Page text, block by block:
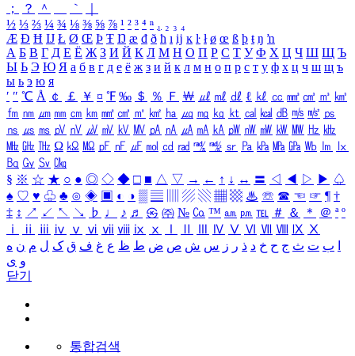
；
？ ＾ ｀
½ ⅓ ⅔ ¼ ¾ ⅛ ⅜ ⅝ ⅞ ¹ ² ³ ⁴ ⁿ ₁ ₂ ₃ ₄
Æ Ð Ħ Ĳ Ł Ø Œ Þ Ŧ Ŋ æ đ ð ħ ı ĳ ĸ ŀ ł ø œ ß þ ŧ ŋ ŉ
А Б В Г Д Е Ё Ж З И Й К Л М Н О П Р С Т У Ф Х Ц Ч Ш Щ Ъ
Ы Ь Э Ю Я а б в г д е ё ж з и й к л м н о п р с т у ф х ц ч ш щ ъ
ы ь э ю я
′ ″ ℃ Å ￠ ￡ ￥ ¤ ℉ ‰ ＄ ％ Ｆ ￦ ㎕ ㎖ ㎗ ℓ ㎘ ㏄ ㎣ ㎤ ㎥ ㎦
㎙ ㎚ ㎛ ㎜ ㎝ ㎞ ㎟ ㎠ ㎡ ㎢ ㏊ ㎍ ㎎ ㎏ ㏏ ㎈ ㎉ ㏈ ㎧ ㎨ ㎰
㎱ ㎲ ㎳ ㎴ ㎵ ㎶ ㎷ ㎸ ㎹ ㎀ ㎁ ㎂ ㎃ ㎄ ㎺ ㎻ ㎽ ㎾ ㎿ ㎐ ㎑
㎒ ㎓ ㎔ Ω ㏀ ㏁ ㎊ ㎋ ㎌ ㏖ ㏅ ㎭ ㎮ ㎯ ㏛ ㎩ ㎪ ㎫ ㎬ ㏝ ㏐
㏓
㏃ ㏉ ㏜ ㏆
§ ※ ☆ ★ ○ ● ◎ ◇ ◆ □ ■ △ ▽ → ← ↑ ↓ ↔ 〓 ◁ ◀ ▷ ▶ ♤
♠ ♡ ♥ ♧ ♣ ⊙ ◈ ▣ ◐ ◑ ▒ ▤ ▨ ▧ ▦ ▩ ♨ ☏ ☎ ☜ ☞ ¶ †
‡ ↕ ↗ ↙ ↖ ↘ ♭ ♩ ♪ ♬ ㉿ ㈜ № ㏇ ™ ㏂ ㏘ ℡ ＃ ＆ ＊ ＠ ª º
ⅰ
ⅱ ⅲ ⅳ ⅴ ⅵ ⅶ ⅷ ⅸ ⅹ Ⅳ Ⅴ Ⅵ Ⅶ Ⅷ Ⅸ Ⅹ
ب ت ث ج ح خ د ذ ر ز س ش ص ض ط ظ ع غ ف ق ک ل م ن ه
و ی
닫기
통합검색